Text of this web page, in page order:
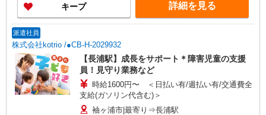
キープ 詳細を見る
派遣社員
株式会社kotrio /●CB-H-2029932
【長浦駅】成長をサポート＊障害児童の支援
員！見守り業務など
時給1600円〜 ＜日払い有/週払い有/交通費全
支給(ガソリン代含む)＞
袖ヶ浦市|最寄り⇒長浦駅